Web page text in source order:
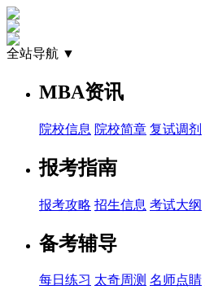
全站导航 ▼
MBA资讯
院校信息 院校简章 复试调剂
报考指南
报考攻略 招生信息 考试大纲
备考辅导
每日练习 太奇周测 名师点睛